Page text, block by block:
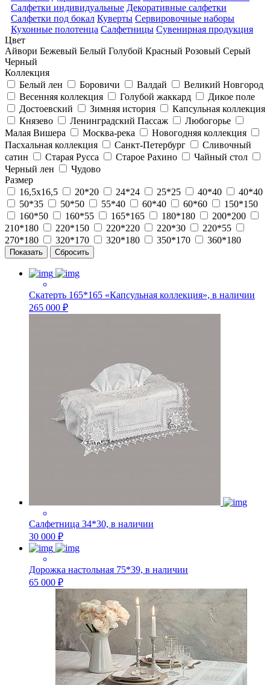
Салфетки индивидуальные Декоративные салфетки
Салфетки под бокал Куверты Сервировочные наборы
Кухонные полотенца Салфетницы Сувенирная продукция
Цвет
Айвори Бежевый Белый Голубой Красный Розовый Серый
Черный
Коллекция
Белый лен
Боровичи Валдай
Великий Новгород
Весенняя коллекция
Голубой жаккард
Дикое поле
Достоевский
Зимняя история
Капсульная коллекция
Князево
Ленинградский Пассаж
Любогорье
Малая Вишера
Москва-река
Новогодняя коллекция
Пасхальная коллекция
Санкт-Петербург
Сливочный
сатин
Старая Русса Старое Рахино
Чайный стол
Черный лен
Чудово
Размер
16,5х16,5
20*20 24*24 25*25 40*40
40*40
50*35
50*50 55*40 60*40 60*60
150*150
160*50
160*55 165*165 180*180
200*200
210*180
220*150 220*220 220*30
220*55
270*180
320*170 320*180 350*170 360*180
Скатерть 165*165 «Капсульная коллекция», в наличии
265 000 ₽
Салфетница 34*30, в наличии
30 000 ₽
Дорожка настольная 75*39, в наличии
65 000 ₽